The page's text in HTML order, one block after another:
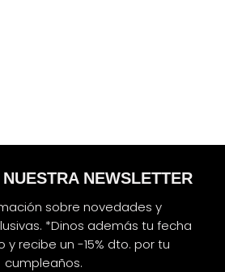
NEWSLETTER
sobre novedades y
*Dinos además tu fecha
y recibe un -15% dto. por tu
cumpleaños.